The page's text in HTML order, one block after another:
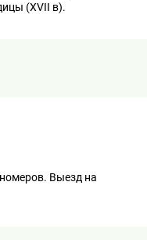
(XVII в).
Выезд на